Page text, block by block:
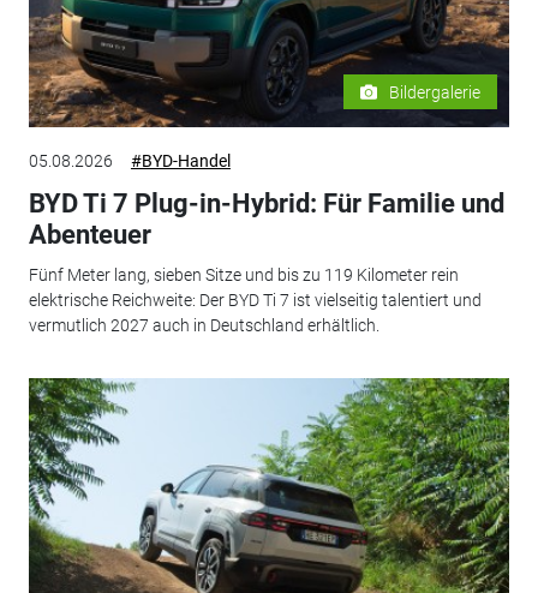
Bildergalerie
05.08.2026 #BYD-Handel
BYD Ti 7 Plug-in-Hybrid: Für Familie und
Abenteuer
Fünf Meter lang, sieben Sitze und bis zu 119 Kilometer rein
elektrische Reichweite: Der BYD Ti 7 ist vielseitig talentiert und
vermutlich 2027 auch in Deutschland erhältlich.